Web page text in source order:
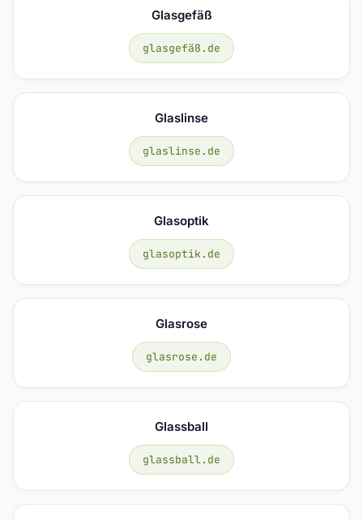
Glasgefäß
glasgefäß.de
Glaslinse
glaslinse.de
Glasoptik
glasoptik.de
Glasrose
glasrose.de
Glassball
glassball.de